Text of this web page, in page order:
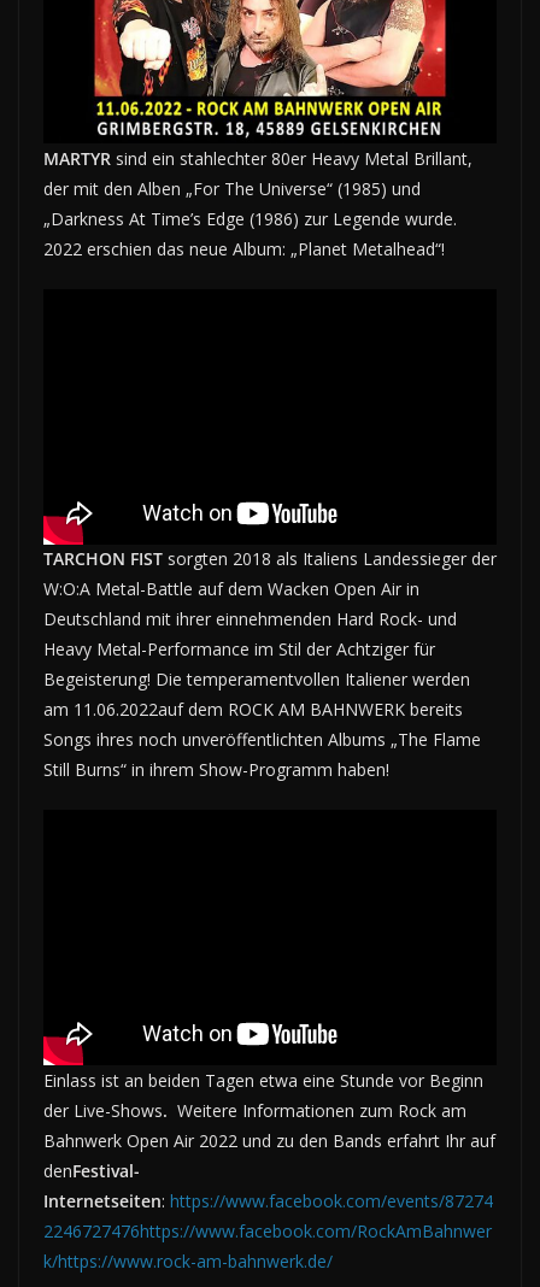
MARTYR sind ein stahlechter 80er Heavy Metal Brillant,
der mit den Alben „For The Universe“ (1985) und
„Darkness At Time’s Edge (1986) zur Legende wurde.
2022 erschien das neue Album: „Planet Metalhead“!
TARCHON FIST sorgten 2018 als Italiens Landessieger der
W:O:A Metal-Battle auf dem Wacken Open Air in
Deutschland mit ihrer einnehmenden Hard Rock- und
Heavy Metal-Performance im Stil der Achtziger für
Begeisterung! Die temperamentvollen Italiener werden
am 11.06.2022auf dem ROCK AM BAHNWERK bereits
Songs ihres noch unveröffentlichten Albums „The Flame
Still Burns“ in ihrem Show-Programm haben!
Einlass ist an beiden Tagen etwa eine Stunde vor Beginn
der Live-Shows. Weitere Informationen zum Rock am
Bahnwerk Open Air 2022 und zu den Bands erfahrt Ihr auf
denFestival-
Internetseiten: https://www.facebook.com/events/87274
2246727476https://www.facebook.com/RockAmBahnwer
k/https://www.rock-am-bahnwerk.de/